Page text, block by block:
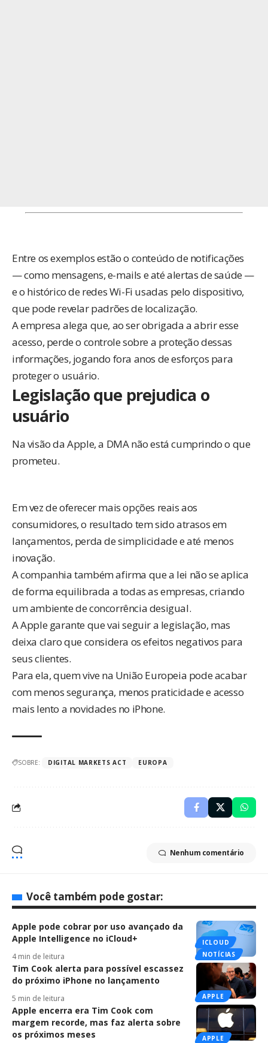
Entre os exemplos estão o conteúdo de notificações
— como mensagens, e-mails e até alertas de saúde —
e o histórico de redes Wi-Fi usadas pelo dispositivo,
que pode revelar padrões de localização.
A empresa alega que, ao ser obrigada a abrir esse
acesso, perde o controle sobre a proteção dessas
informações, jogando fora anos de esforços para
proteger o usuário.
Legislação que prejudica o
usuário
Na visão da Apple, a DMA não está cumprindo o que
prometeu.
Em vez de oferecer mais opções reais aos
consumidores, o resultado tem sido atrasos em
lançamentos, perda de simplicidade e até menos
inovação.
A companhia também afirma que a lei não se aplica
de forma equilibrada a todas as empresas, criando
um ambiente de concorrência desigual.
A Apple garante que vai seguir a legislação, mas
deixa claro que considera os efeitos negativos para
seus clientes.
Para ela, quem vive na União Europeia pode acabar
com menos segurança, menos praticidade e acesso
mais lento a novidades no iPhone.
SOBRE: DIGITAL MARKETS ACT EUROPA
Nenhum comentário
Você também pode gostar:
ICLOUD
NOTÍCIAS
Apple pode cobrar por uso avançado da
Apple Intelligence no iCloud+
4 min de leitura
APPLE
Tim Cook alerta para possível escassez
do próximo iPhone no lançamento
5 min de leitura
APPLE
Apple encerra era Tim Cook com
margem recorde, mas faz alerta sobre
os próximos meses